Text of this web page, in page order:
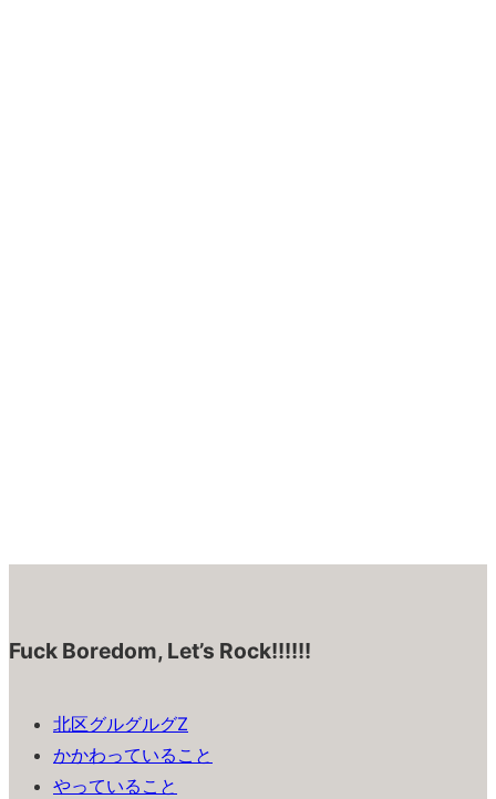
Fuck Boredom, Let’s Rock!!!!!!
北区グルグルグZ
かかわっていること
やっていること